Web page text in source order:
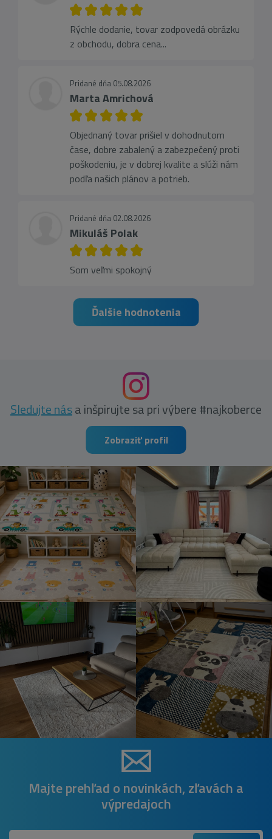
Rýchle dodanie, tovar zodpovedá obrázku
z obchodu, dobra cena...
Pridané dňa 05.08.2026
Marta Amrichová
Objednaný tovar prišiel v dohodnutom
čase, dobre zabalený a zabezpečený proti
poškodeniu, je v dobrej kvalite a slúži nám
podľa našich plánov a potrieb.
Pridané dňa 02.08.2026
Mikuláš Polak
Som veľmi spokojný
Ďalšie hodnotenia
Sledujte nása inšpirujte sa pri výbere #najkoberce
Zobraziť profil
Majte prehľad o novinkách, zľavách a
výpredajoch